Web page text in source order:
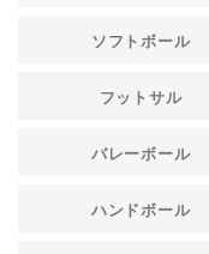
ソフトボール
フットサル
バレーボール
ハンドボール